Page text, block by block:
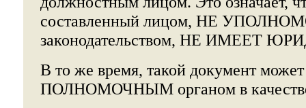
составленный лицом, НЕ
законодательством, НЕ ИМЕЕТ
В то же время, такой документ
ПОЛНОМОЧНЫМ органом в